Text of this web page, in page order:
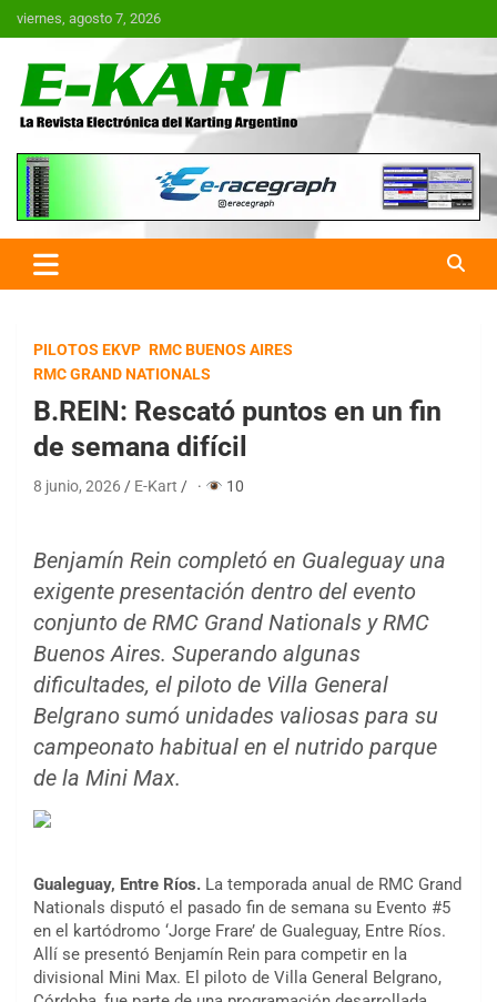
Saltar
al
viernes, agosto 7, 2026
E-Kart.com.ar | La Revista
Electrónica del Karting en
Argentina
PILOTOS EKVP RMC BUENOS AIRES
RMC GRAND NATIONALS
B.REIN: Rescató puntos en un fin
de semana difícil
8 junio, 2026 E-Kart · 10
Benjamín Rein completó en Gualeguay una
exigente presentación dentro del evento
conjunto de RMC Grand Nationals y RMC
Buenos Aires. Superando algunas
dificultades, el piloto de Villa General
Belgrano sumó unidades valiosas para su
campeonato habitual en el nutrido parque
de la Mini Max.
Gualeguay, Entre Ríos. La temporada anual de RMC Grand
Nationals disputó el pasado fin de semana su Evento #5
en el kartódromo ‘Jorge Frare’ de Gualeguay, Entre Ríos.
Allí se presentó Benjamín Rein para competir en la
divisional Mini Max. El piloto de Villa General Belgrano,